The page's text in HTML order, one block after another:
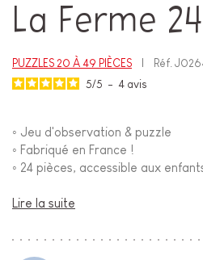
La Ferme
PUZZLES 20 À 49 PIÈCES Réf.
5/5 - 4 avis
◦ Jeu d'observation & puzzle
◦ Fabriqué en France !
◦ 24 pièces, accessible aux
Lire la suite